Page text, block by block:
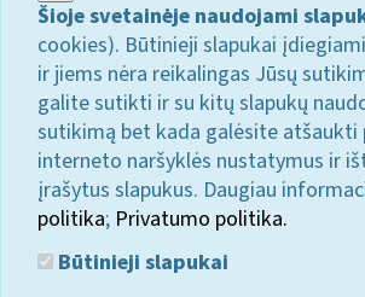
Šioje svetainėje naudojami
cookies). Būtinieji slapukai
ir jiems nėra reikalingas Jūsų
galite sutikti ir su kitų slapukų
sutikimą bet kada galėsite atšaukti
interneto naršyklės nustatymus ir
įrašytus slapukus. Daugiau
politika; Privatumo politika.
Būtinieji slapukai